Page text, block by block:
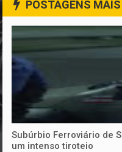
POSTAGENS
Subúrbio Ferroviário de
um intenso tiroteio